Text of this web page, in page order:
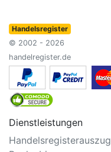
Handelsregister
© 2002 - 2026
handelregister.de
Dienstleistungen
Handelsregisterauszug